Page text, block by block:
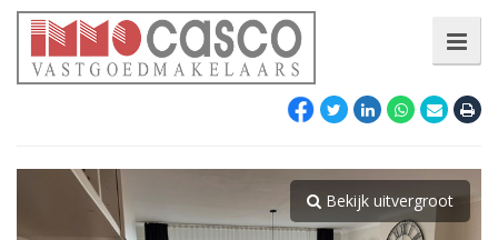
Bekijk uitvergroot